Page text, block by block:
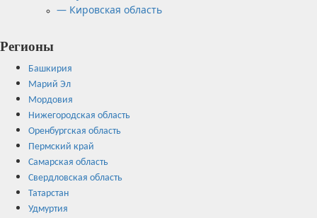
— Кировская область
Регионы
Башкирия
Марий Эл
Мордовия
Нижегородская область
Оренбургская область
Пермский край
Самарская область
Свердловская область
Татарстан
Удмуртия